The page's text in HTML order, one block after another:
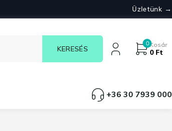
Üzletünk →
0Kosár
0 Ft
+36 30 7939 000